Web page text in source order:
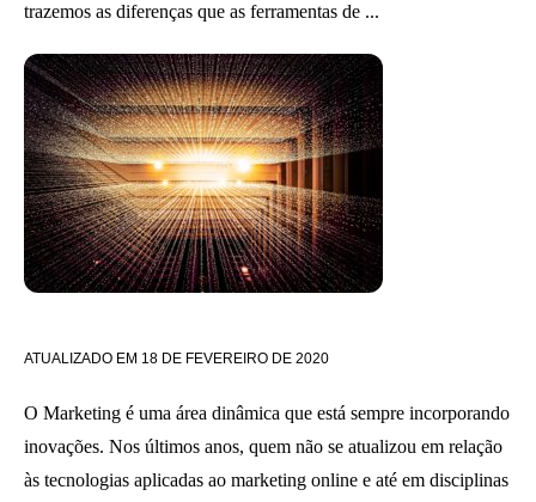
trazemos as diferenças que as ferramentas de ...
ATUALIZADO EM 18 DE FEVEREIRO DE 2020
O Marketing é uma área dinâmica que está sempre incorporando
inovações. Nos últimos anos, quem não se atualizou em relação
às tecnologias aplicadas ao marketing online e até em disciplinas